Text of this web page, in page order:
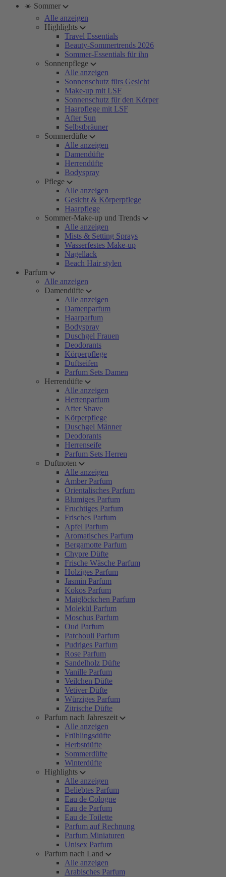
☀️ Sommer
Alle anzeigen
Highlights
Travel Essentials
Beauty-Sommertrends 2026
Sommer-Essentials für ihn
Sonnenpflege
Alle anzeigen
Sonnenschutz fürs Gesicht
Make-up mit LSF
Sonnenschutz für den Körper
Haarpflege mit LSF
After Sun
Selbstbräuner
Sommerdüfte
Alle anzeigen
Damendüfte
Herrendüfte
Bodyspray
Pflege
Alle anzeigen
Gesicht & Körperpflege
Haarpflege
Sommer-Make-up und Trends
Alle anzeigen
Mists & Setting Sprays
Wasserfestes Make-up
Nagellack
Beach Hair stylen
Parfum
Alle anzeigen
Damendüfte
Alle anzeigen
Damenparfum
Haarparfum
Bodyspray
Duschgel Frauen
Deodorants
Körperpflege
Duftseifen
Parfum Sets Damen
Herrendüfte
Alle anzeigen
Herrenparfum
After Shave
Körperpflege
Duschgel Männer
Deodorants
Herrenseife
Parfum Sets Herren
Duftnoten
Alle anzeigen
Amber Parfum
Orientalisches Parfum
Blumiges Parfum
Fruchtiges Parfum
Frisches Parfum
Apfel Parfum
Aromatisches Parfum
Bergamotte Parfum
Chypre Düfte
Frische Wäsche Parfum
Holziges Parfum
Jasmin Parfum
Kokos Parfum
Maiglöckchen Parfum
Molekül Parfum
Moschus Parfum
Oud Parfum
Patchouli Parfum
Pudriges Parfum
Rose Parfum
Sandelholz Düfte
Vanille Parfum
Veilchen Düfte
Vetiver Düfte
Würziges Parfum
Zitrische Düfte
Parfum nach Jahreszeit
Alle anzeigen
Frühlingsdüfte
Herbstdüfte
Sommerdüfte
Winterdüfte
Highlights
Alle anzeigen
Beliebtes Parfum
Eau de Cologne
Eau de Parfum
Eau de Toilette
Parfum auf Rechnung
Parfum Miniaturen
Unisex Parfum
Parfum nach Land
Alle anzeigen
Arabisches Parfum